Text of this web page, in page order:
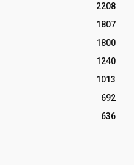
2208
1807
1800
1240
1013
692
636